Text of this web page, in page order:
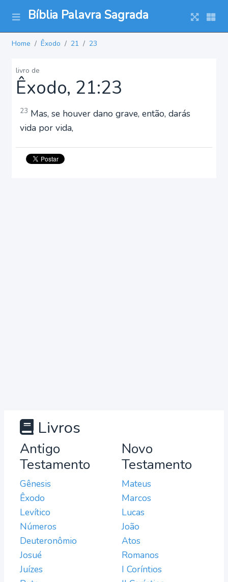
Bíblia Palavra Sagrada
Home Êxodo 21 23
livro de
Êxodo, 21:23
23 Mas, se houver dano grave, então, darás
vida por vida,
Livros
Antigo
Testamento
Gênesis
Êxodo
Levítico
Números
Deuteronômio
Josué
Juízes
Novo
Testamento
Mateus
Marcos
Lucas
João
Atos
Romanos
I Coríntios